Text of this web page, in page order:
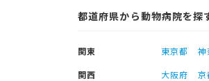
都道府県から動物病院を探
関東 東京都
関西
大阪府 京